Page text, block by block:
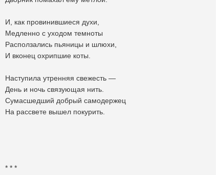
И, как провинившиеся духи,
Медленно с уходом темноты
Расползались пьяницы и шлюхи,
И вконец охрипшие коты.
Наступила утренняя свежесть —
День и ночь связующая нить.
Сумасшедший добрый самодержец
На рассвете вышел покурить.
* * *